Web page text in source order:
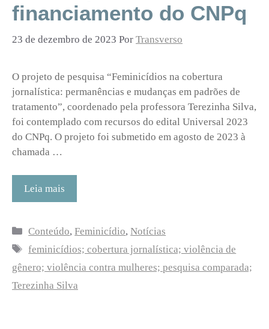
financiamento do CNPq
23 de dezembro de 2023 Por Transverso
O projeto de pesquisa “Feminicídios na cobertura
jornalística: permanências e mudanças em padrões de
tratamento”, coordenado pela professora Terezinha Silva,
foi contemplado com recursos do edital Universal 2023
do CNPq. O projeto foi submetido em agosto de 2023 à
chamada …
Leia mais
Categorias
Conteúdo,Feminicídio,Notícias
Tags
feminicídios; cobertura jornalística; violência de
gênero; violência contra mulheres; pesquisa comparada;
Terezinha Silva